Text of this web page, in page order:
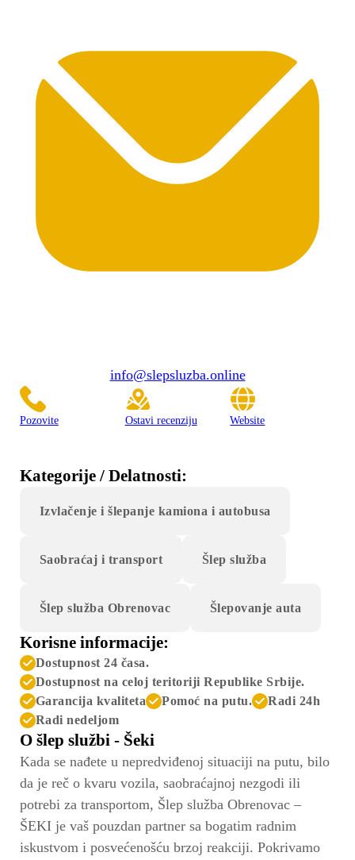
info@slepsluzba.online
Pozovite Ostavi recenziju Website
Kategorije / Delatnosti:
Izvlačenje i šlepanje kamiona i autobusa
Saobraćaj i transport Šlep služba
Šlep služba Obrenovac Šlepovanje auta
Korisne informacije:
Dostupnost 24 časa.
Dostupnost na celoj teritoriji Republike Srbije.
Garancija kvaliteta
Pomoć na putu.
Radi 24h
Radi nedeljom
O šlep službi - Šeki
Kada se nađete u nepredviđenoj situaciji na putu, bilo
da je reč o kvaru vozila, saobraćajnoj nezgodi ili
potrebi za transportom, Šlep služba Obrenovac –
ŠEKI je vaš pouzdan partner sa bogatim radnim
iskustvom i posvećenošću brzoj reakciji. Pokrivamo